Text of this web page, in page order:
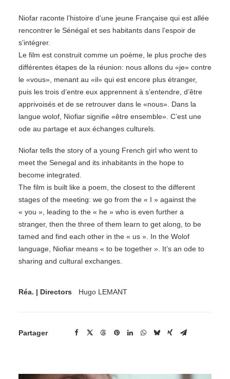
Niofar raconte l’histoire d’une jeune Française qui est allée
rencontrer le Sénégal et ses habitants dans l’espoir de
s’intégrer.
Le film est construit comme un poème, le plus proche des
différentes étapes de la réunion: nous allons du «je» contre
le «vous», menant au «il» qui est encore plus étranger,
puis les trois d’entre eux apprennent à s’entendre, d’être
apprivoisés et de se retrouver dans le «nous». Dans la
langue wolof, Niofiar signifie «être ensemble». C’est une
ode au partage et aux échanges culturels.
Niofar tells the story of a young French girl who went to
meet the Senegal and its inhabitants in the hope to
become integrated.
The film is built like a poem, the closest to the different
stages of the meeting: we go from the « I » against the
« you », leading to the « he » who is even further a
stranger, then the three of them learn to get along, to be
tamed and find each other in the « us ». In the Wolof
language, Niofiar means « to be together ». It’s an ode to
sharing and cultural exchanges.
Réa. | Directors Hugo LEMANT
Partager